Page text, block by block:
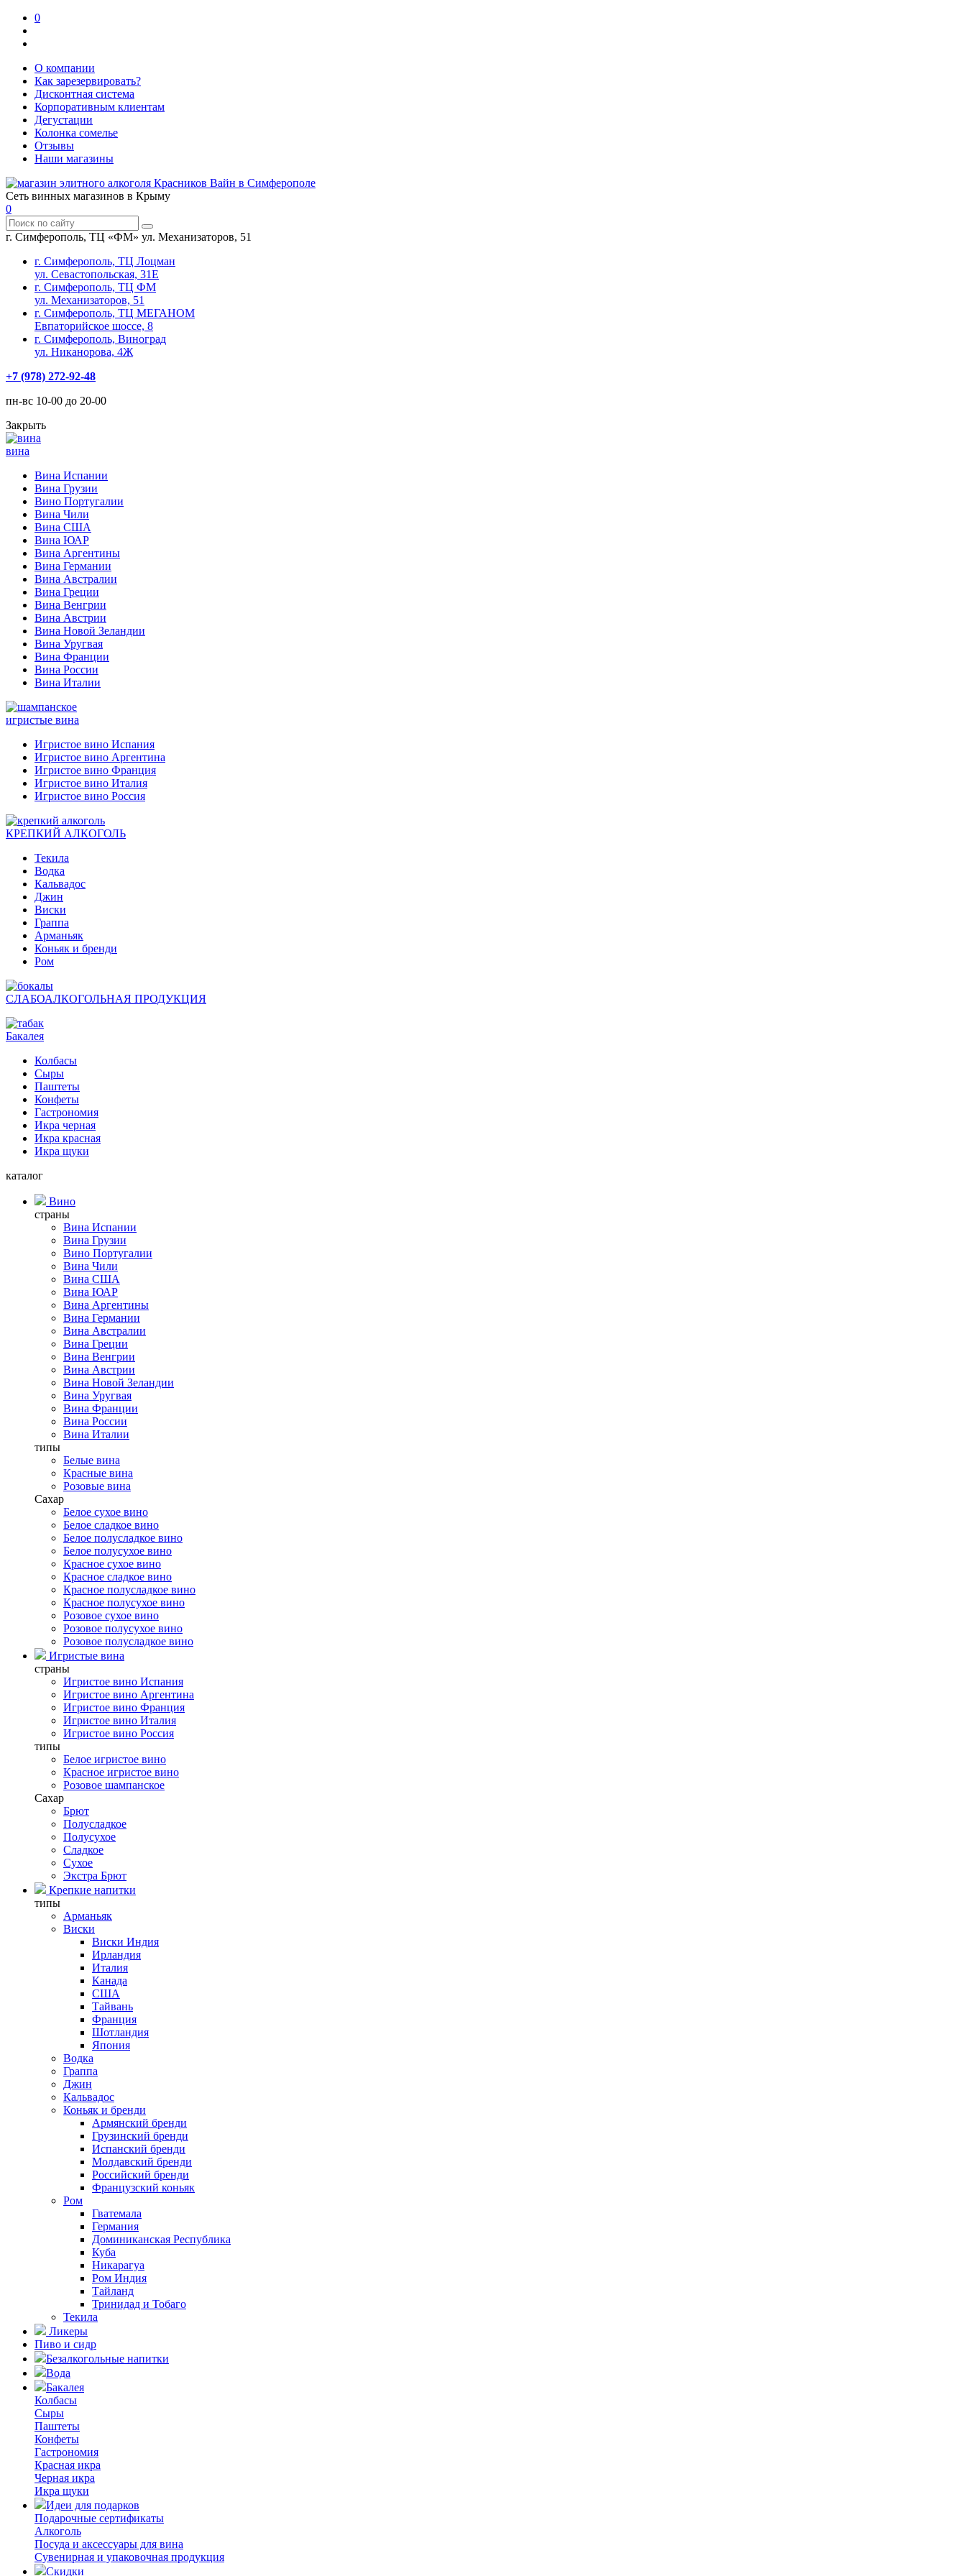
0
О компании
Как зарезервировать?
Дисконтная система
Корпоративным клиентам
Дегустации
Колонка сомелье
Отзывы
Наши магазины
Сеть винных магазинов в Крыму
0
г. Симферополь, ТЦ «ФМ» ул. Механизаторов, 51
г. Симферополь, ТЦ Лоцман
ул. Севастопольская, 31Е
г. Симферополь, ТЦ ФМ
ул. Механизаторов, 51
г. Симферополь, ТЦ МЕГАНОМ
Евпаторийское шоссе, 8
г. Симферополь, Виноград
ул. Никанорова, 4Ж
+7 (978) 272-92-48
пн-вс 10-00 до 20-00
Закрыть
вина
Вина Испании
Вина Грузии
Вино Португалии
Вина Чили
Вина США
Вина ЮАР
Вина Аргентины
Вина Германии
Вина Австралии
Вина Греции
Вина Венгрии
Вина Австрии
Вина Новой Зеландии
Вина Уругвая
Вина Франции
Вина России
Вина Италии
игристые вина
Игристое вино Испания
Игристое вино Аргентина
Игристое вино Франция
Игристое вино Италия
Игристое вино Россия
КРЕПКИЙ АЛКОГОЛЬ
Текила
Водка
Кальвадос
Джин
Виски
Граппа
Арманьяк
Коньяк и бренди
Ром
СЛАБОАЛКОГОЛЬНАЯ ПРОДУКЦИЯ
Бакалея
Колбасы
Сыры
Паштеты
Конфеты
Гастрономия
Икра черная
Икра красная
Икра щуки
каталог
Вино
страны
Вина Испании
Вина Грузии
Вино Португалии
Вина Чили
Вина США
Вина ЮАР
Вина Аргентины
Вина Германии
Вина Австралии
Вина Греции
Вина Венгрии
Вина Австрии
Вина Новой Зеландии
Вина Уругвая
Вина Франции
Вина России
Вина Италии
типы
Белые вина
Красные вина
Розовые вина
Сахар
Белое сухое вино
Белое сладкое вино
Белое полусладкое вино
Белое полусухое вино
Красное сухое вино
Красное сладкое вино
Красное полусладкое вино
Красное полусухое вино
Розовое сухое вино
Розовое полусухое вино
Розовое полусладкое вино
Игристые вина
страны
Игристое вино Испания
Игристое вино Аргентина
Игристое вино Франция
Игристое вино Италия
Игристое вино Россия
типы
Белое игристое вино
Красное игристое вино
Розовое шампанское
Сахар
Брют
Полусладкое
Полусухое
Сладкое
Сухое
Экстра Брют
Крепкие напитки
типы
Арманьяк
Виски
Виски Индия
Ирландия
Италия
Канада
США
Тайвань
Франция
Шотландия
Япония
Водка
Граппа
Джин
Кальвадос
Коньяк и бренди
Армянский бренди
Грузинский бренди
Испанский бренди
Молдавский бренди
Российский бренди
Французский коньяк
Ром
Гватемала
Германия
Доминиканская Республика
Куба
Никарагуа
Ром Индия
Тайланд
Тринидад и Тобаго
Текила
Ликеры
Пиво и сидр
Безалкогольные напитки
Вода
Бакалея
Колбасы
Сыры
Паштеты
Конфеты
Гастрономия
Красная икра
Черная икра
Икра щуки
Идеи для подарков
Подарочные сертификаты
Алкоголь
Посуда и аксессуары для вина
Сувенирная и упаковочная продукция
Скидки